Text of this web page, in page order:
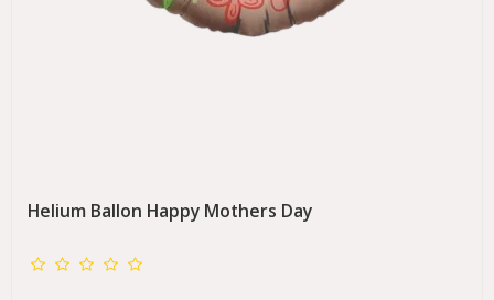
Helium Ballon Happy Mothers Day